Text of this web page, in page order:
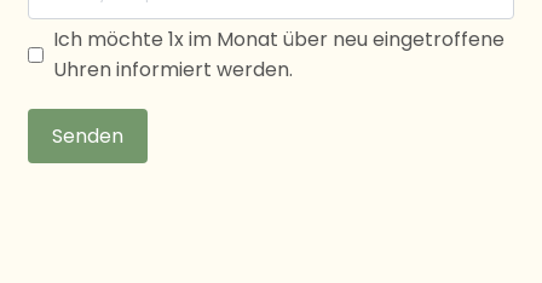
Ich möchte 1x im Monat über neu eingetroffene
Uhren informiert werden.
Senden